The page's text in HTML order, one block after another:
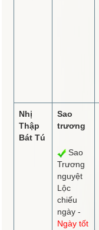
Nhị
Thập
Bát Tú
Sao
trương
Sao
Trương
nguyệt
Lộc
chiếu
ngày -
Ngày tốt